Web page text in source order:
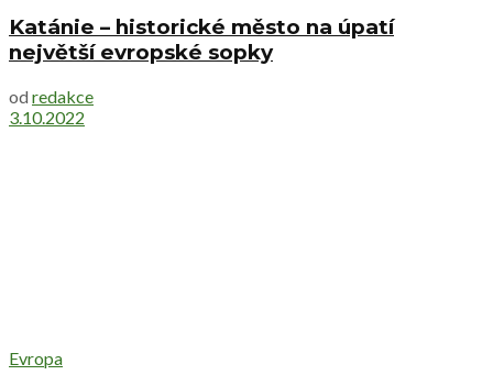
Katánie – historické město na úpatí
největší evropské sopky
od redakce
3.10.2022
Evropa